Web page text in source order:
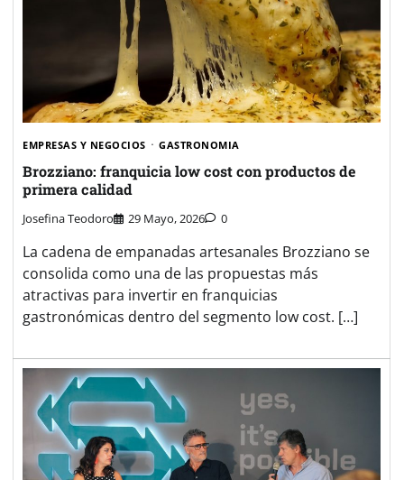
EMPRESAS Y NEGOCIOS GASTRONOMIA
Brozziano: franquicia low cost con productos de
primera calidad
Josefina Teodoro 29 Mayo, 2026 0
La cadena de empanadas artesanales Brozziano se
consolida como una de las propuestas más
atractivas para invertir en franquicias
gastronómicas dentro del segmento low cost. […]